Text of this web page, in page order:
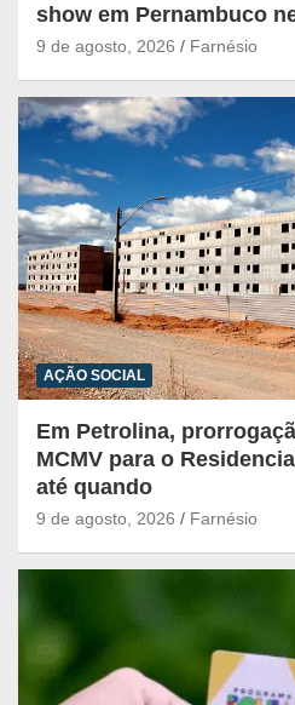
show em Pernambuco
9 de agosto, 2026 Farnésio
AÇÃO SOCIAL
Em Petrolina,
MCMV para o
até quando
9 de agosto, 2026 Farnésio